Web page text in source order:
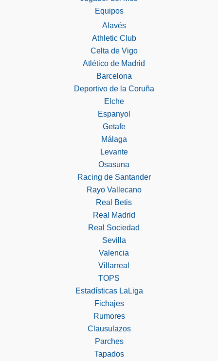
Equipos
Alavés
Athletic Club
Celta de Vigo
Atlético de Madrid
Barcelona
Deportivo de la Coruña
Elche
Espanyol
Getafe
Málaga
Levante
Osasuna
Racing de Santander
Rayo Vallecano
Real Betis
Real Madrid
Real Sociedad
Sevilla
Valencia
Villarreal
TOPS
Estadísticas LaLiga
Fichajes
Rumores
Clausulazos
Parches
Tapados